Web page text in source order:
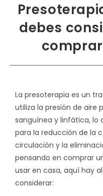
debes
La presoterapia es un
utiliza la presión de aire
sanguínea y linfática, lo
para la reducción de la
circulación y la
pensando en comprar
usar en casa, aquí hay
considerar: